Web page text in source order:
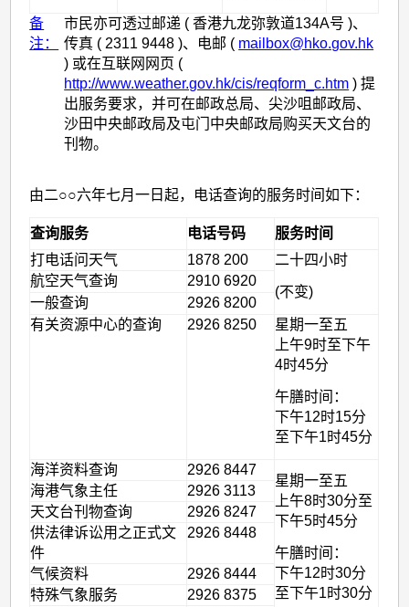
备
注：
市民亦可透过邮递 ( 香港九龙弥敦道134A号 )、
传真 ( 2311 9448 )、电邮 ( mailbox@hko.gov.hk
) 或在互联网网页 (
http://www.weather.gov.hk/cis/reqform_c.htm ) 提
出服务要求，并可在邮政总局、尖沙咀邮政局、
沙田中央邮政局及屯门中央邮政局购买天文台的
刊物。
由二○○六年七月一日起，电话查询的服务时间如下：
查询服务 电话号码
服务时间
打电话问天气
1878 200 二十四小时
(不变)
航空天气查询
2910 6920
一般查询
2926 8200
有关资源中心的查询
2926 8250
星期一至五
上午9时至下午
4时45分
午膳时间：
下午12时15分
至下午1时45分
海洋资料查询 2926 8447
星期一至五
上午8时30分至
下午5时45分
午膳时间：
下午12时30分
至下午1时30分
海港气象主任
2926 3113
天文台刊物查询
2926 8247
供法律诉讼用之正式文
件
2926 8448
气候资料
2926 8444
特殊气象服务
2926 8375